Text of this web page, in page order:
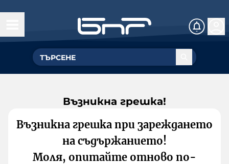
Възникна грешка!
Възникна грешка при зареждането
на съдържанието!
Моля, опитайте отново по-